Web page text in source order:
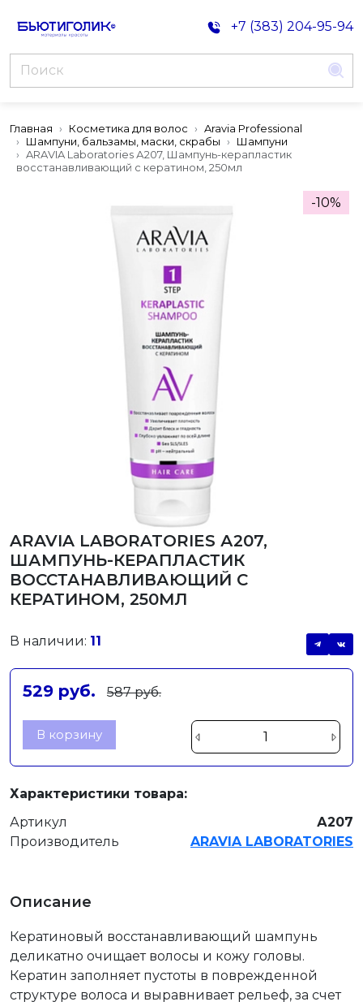
+7 (383) 204-95-94
Главная Косметика для волос
Aravia Professional
Шампуни, бальзамы, маски, скрабы
Шампуни
ARAVIA Laboratories А207, Шампунь-керапластик
восстанавливающий с кератином, 250мл
-10%
ARAVIA LABORATORIES А207,
ШАМПУНЬ-КЕРАПЛАСТИК
ВОССТАНАВЛИВАЮЩИЙ С
КЕРАТИНОМ, 250МЛ
В наличии: 11
529 руб. 587 руб.
В корзину
Характеристики товара:
Артикул
А207
Производитель
ARAVIA LABORATORIES
Описание
Кератиновый восстанавливающий шампунь
деликатно очищает волосы и кожу головы.
Кератин заполняет пустоты в поврежденной
структуре волоса и выравнивает рельеф, за счет